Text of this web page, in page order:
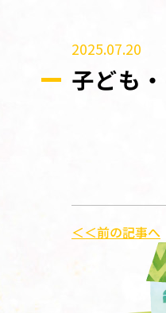
2025.07.20
子ども
＜＜前の記事へ